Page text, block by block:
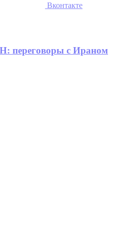
Вконтакте
переговоры с Ираном